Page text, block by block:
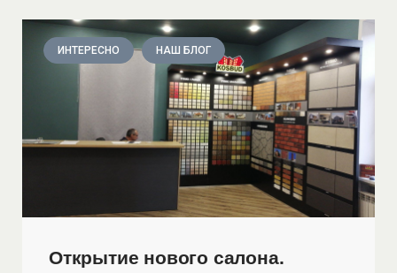
ИНТЕРЕСНО НАШ БЛОГ
Открытие нового салона.